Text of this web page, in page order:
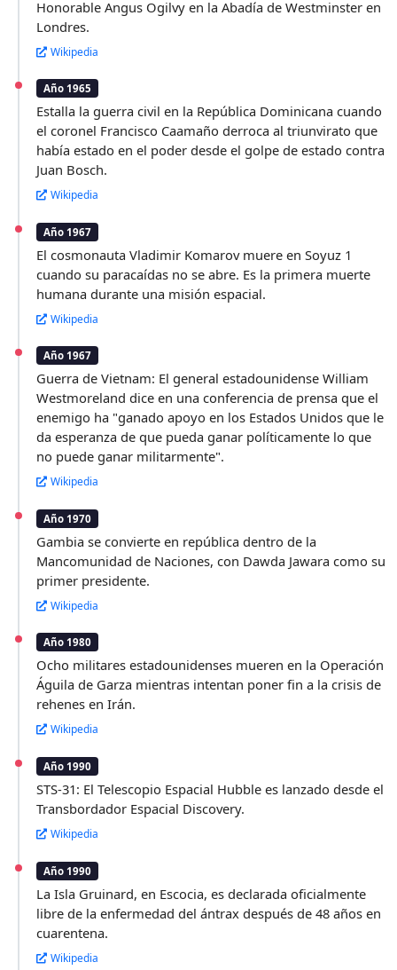
Honorable Angus Ogilvy en la Abadía de Westminster en
Londres.
Wikipedia
Año 1965
Estalla la guerra civil en la República Dominicana cuando
el coronel Francisco Caamaño derroca al triunvirato que
había estado en el poder desde el golpe de estado contra
Juan Bosch.
Wikipedia
Año 1967
El cosmonauta Vladimir Komarov muere en Soyuz 1
cuando su paracaídas no se abre. Es la primera muerte
humana durante una misión espacial.
Wikipedia
Año 1967
Guerra de Vietnam: El general estadounidense William
Westmoreland dice en una conferencia de prensa que el
enemigo ha "ganado apoyo en los Estados Unidos que le
da esperanza de que pueda ganar políticamente lo que
no puede ganar militarmente".
Wikipedia
Año 1970
Gambia se convierte en república dentro de la
Mancomunidad de Naciones, con Dawda Jawara como su
primer presidente.
Wikipedia
Año 1980
Ocho militares estadounidenses mueren en la Operación
Águila de Garza mientras intentan poner fin a la crisis de
rehenes en Irán.
Wikipedia
Año 1990
STS-31: El Telescopio Espacial Hubble es lanzado desde el
Transbordador Espacial Discovery.
Wikipedia
Año 1990
La Isla Gruinard, en Escocia, es declarada oficialmente
libre de la enfermedad del ántrax después de 48 años en
cuarentena.
Wikipedia